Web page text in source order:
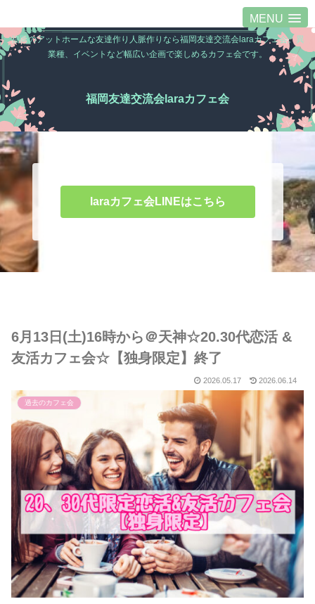
MENU
福岡のアットホームな友達作り人脈作りなら福岡友達交流会laraカフェ会。異
業種、イベントなど幅広い企画で楽しめるカフェ会です。
福岡友達交流会laraカフェ会
laraカフェ会LINEはこちら
6月13日(土)16時から＠天神☆20.30代恋活 &
友活カフェ会☆【独身限定】終了
2026.05.17 2026.06.14
過去のカフェ会